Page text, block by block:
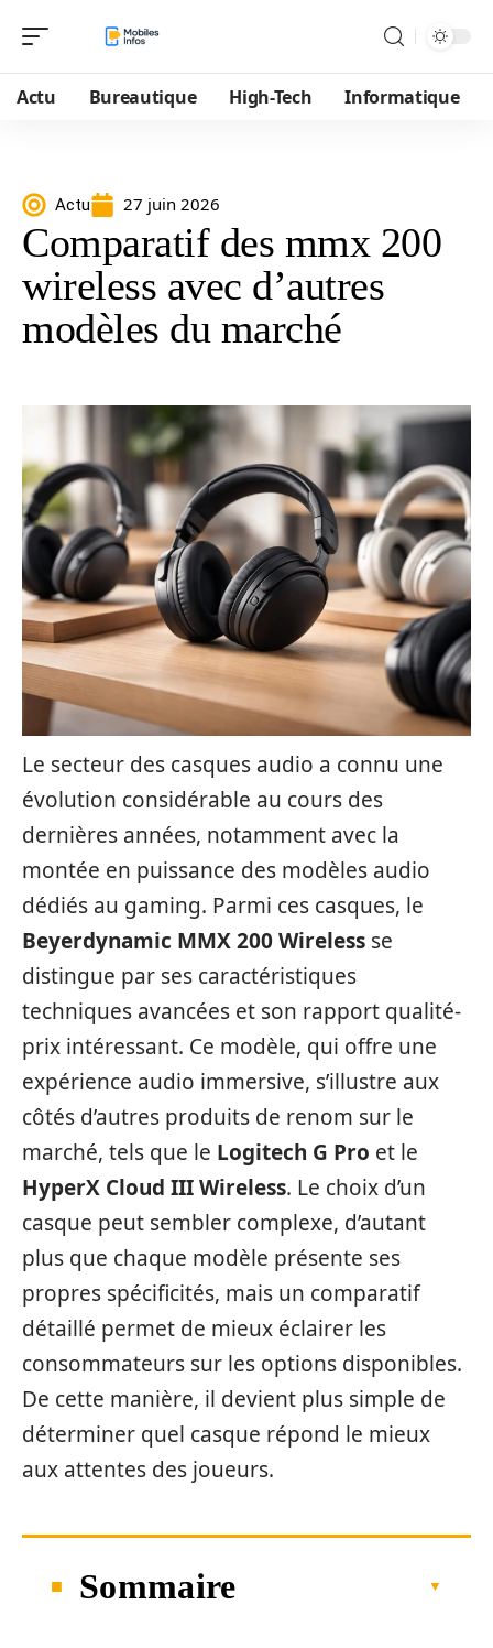
Actu Bureautique High-Tech Informatique
Actu 27 juin 2026
Comparatif des mmx 200
wireless avec d’autres
modèles du marché
Le secteur des casques audio a connu une
évolution considérable au cours des
dernières années, notamment avec la
montée en puissance des modèles audio
dédiés au gaming. Parmi ces casques, le
Beyerdynamic MMX 200 Wireless se
distingue par ses caractéristiques
techniques avancées et son rapport qualité-
prix intéressant. Ce modèle, qui offre une
expérience audio immersive, s’illustre aux
côtés d’autres produits de renom sur le
marché, tels que le Logitech G Pro et le
HyperX Cloud III Wireless. Le choix d’un
casque peut sembler complexe, d’autant
plus que chaque modèle présente ses
propres spécificités, mais un comparatif
détaillé permet de mieux éclairer les
consommateurs sur les options disponibles.
De cette manière, il devient plus simple de
déterminer quel casque répond le mieux
aux attentes des joueurs.
Sommaire